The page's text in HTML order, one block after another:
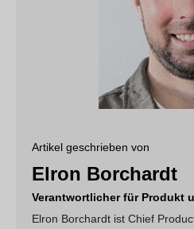
Artikel geschrieben von
Elron Borchardt
Verantwortlicher für Produkt
Elron Borchardt ist Chief